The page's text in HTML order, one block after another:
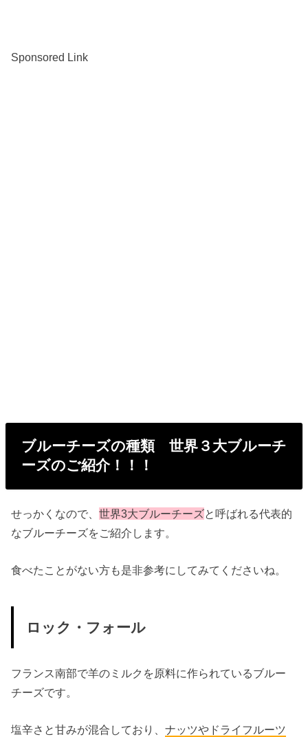
Sponsored Link
ブルーチーズの種類 世界３大ブルーチ
ーズのご紹介！！！
せっかくなので、世界3大ブルーチーズと呼ばれる代表的
なブルーチーズをご紹介します。
食べたことがない方も是非参考にしてみてくださいね。
ロック・フォール
フランス南部で羊のミルクを原料に作られているブルー
チーズです。
塩辛さと甘みが混合しており、ナッツやドライフルーツ